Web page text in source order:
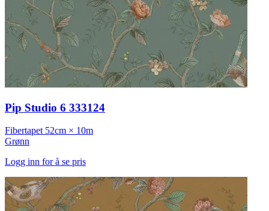
Pip Studio 6 333124
Fibertapet 52cm × 10m
Grønn
Logg inn for å se pris